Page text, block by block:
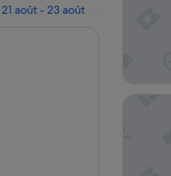
21 août - 23 août